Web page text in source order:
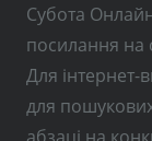
Субота
посилання на
Для інтернет-
для